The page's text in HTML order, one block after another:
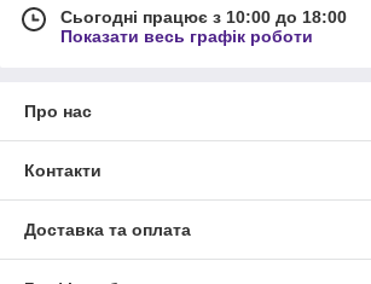
Сьогодні працює з 10:00 до 18:00
Показати весь графік роботи
Про нас
Контакти
Доставка та оплата